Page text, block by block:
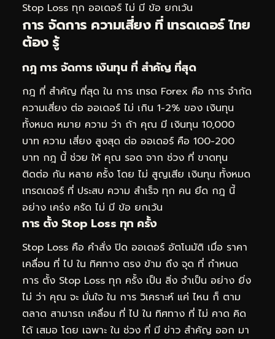
Stop Loss ทุก ออเดอร์ ไม่ มี ข้อ ยกเว้น
การ จัดการ ความเสี่ยง ที่ เทรดเดอร์ ไทย
ต้อง รู้
กฎ การ จัดการ เงินทุน ที่ สำคัญ ที่สุด
กฎ ที่ สำคัญ ที่สุด ใน การ เทรด Forex คือ การ จำกัด
ความเสี่ยง ต่อ ออเดอร์ ไม่ เกิน 1-2% ของ เงินทุน
ทั้งหมด หมาย ความ ว่า ถ้า คุณ มี เงินทุน 10,000
บาท ความ เสี่ยง สูงสุด ต่อ ออเดอร์ คือ 100-200
บาท กฎ นี้ ช่วย ให้ คุณ รอด จาก ช่วง ที่ ขาดทุน
ติดต่อ กัน หลาย ครั้ง โดย ไม่ สูญเสีย เงินทุน ทั้งหมด
เทรดเดอร์ ที่ ประสบ ความ สำเร็จ ทุก คน ยึด กฎ นี้
อย่าง เคร่ง ครัด ไม่ มี ข้อ ยกเว้น
การ ตั้ง Stop Loss ทุก ครั้ง
Stop Loss คือ คำสั่ง ปิด ออเดอร์ อัตโนมัติ เมื่อ ราคา
เคลื่อน ที่ ไป ใน ทิศทาง ตรง ข้าม ถึง จุด ที่ กำหนด
การ ตั้ง Stop Loss ทุก ครั้ง เป็น สิ่ง จำเป็น อย่าง ยิ่ง
ไม่ ว่า คุณ จะ มั่นใจ ใน การ วิเคราะห์ แค่ ไหน ก็ ตาม
ตลาด สามารถ เคลื่อน ที่ ไป ใน ทิศทาง ที่ ไม่ คาด คิด
ได้ เสมอ โดย เฉพาะ ใน ช่วง ที่ มี ข่าว สำคัญ ออก มา